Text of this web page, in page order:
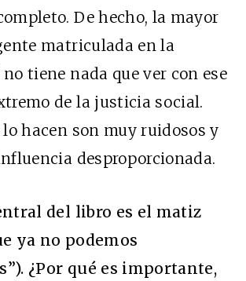
De hecho, la mayor
matriculada en la
tiene nada que ver con ese
de la justicia social.
lo hacen son muy ruidosos y
desproporcionada.
del libro es el matiz
ya no podemos
¿Por qué es importante,